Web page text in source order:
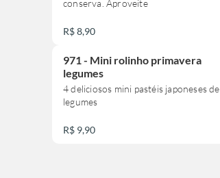
conserva. Aproveite
R$ 8,90
971 - Mini rolinho primavera
legumes
4 deliciosos mini pastéis japoneses de
legumes
R$ 9,90